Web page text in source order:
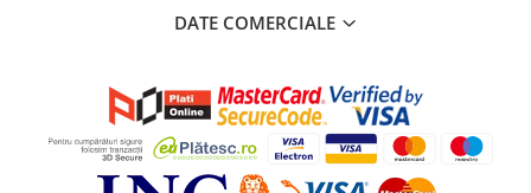
DATE COMERCIALE